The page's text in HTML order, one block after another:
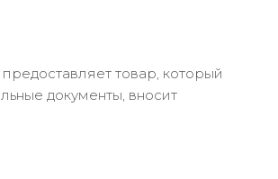
товар, который
документы, вносит